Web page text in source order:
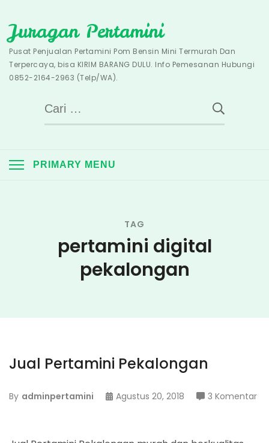
to
content
Juragan Pertamini
Pusat Penjualan Pertamini Pom Bensin Mini Termurah Dan
Terpercaya, bisa KIRIM BARANG DULU. Info Pemesanan Hubungi
0852-2164-2963 (Telp/WA).
Cari
untuk:
PRIMARY MENU
TAG
pertamini digital
pekalongan
Jual Pertamini Pekalongan
By adminpertamini Agustus 20, 2018 3 Komentar